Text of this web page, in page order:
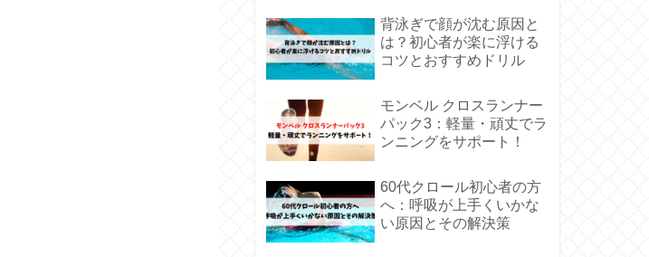
背泳ぎで顔が沈む原因と
は？初心者が楽に浮ける
コツとおすすめドリル
モンベル クロスランナー
パック3：軽量・頑丈でラ
ンニングをサポート！
60代クロール初心者の方
へ：呼吸が上手くいかな
い原因とその解決策